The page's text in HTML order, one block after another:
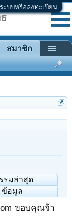
ะบบหรือลงทะเบียน
รมล่าสุด
ข้อมูล
ขอบคุณจ้า
สมาชิก